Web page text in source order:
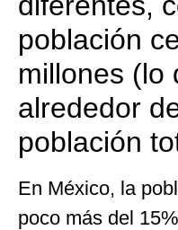
población
millones (lo
alrededor
población
En México, la
poco más del